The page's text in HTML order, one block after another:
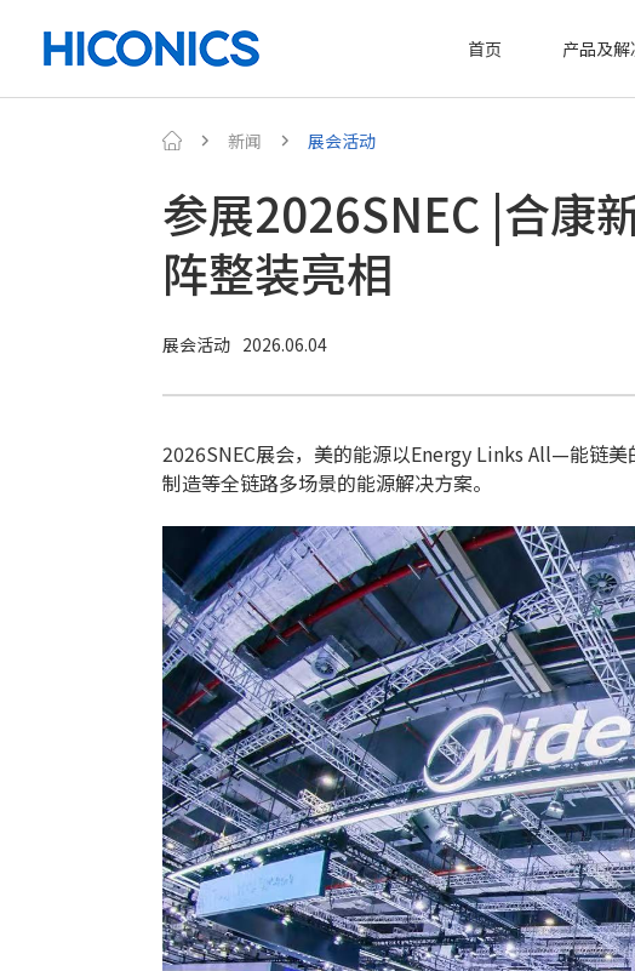
首页 产品及
新闻 展会活动
参展2026SNEC |合康
阵整装亮相
展会活动 2026.06.04
2026SNEC展会，美的能源以Energy Links All—能链
制造等全链路多场景的能源解决方案。